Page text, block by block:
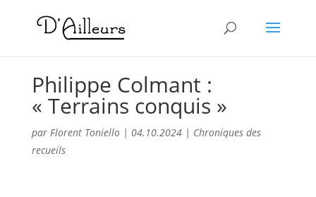
Philippe Colmant :
« Terrains conquis »
par Florent Toniello| 04.10.2024| Chroniques des
recueils